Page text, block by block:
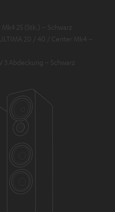
25 (Stk.) – Schwarz
20 / 40 / Center Mk4 –
3 Abdeckung – Schwarz